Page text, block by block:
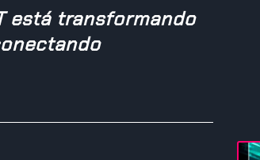
está transformando